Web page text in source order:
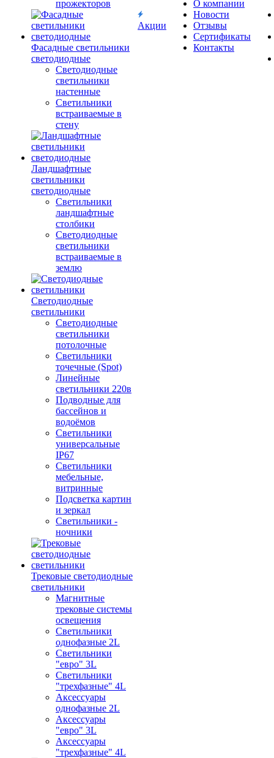
прожекторов
Фасадные светильники
светодиодные
Светодиодные
светильники
настенные
Светильники
встраиваемые в
стену
Ландшафтные
светильники
светодиодные
Светильники
ландшафтные
столбики
Светодиодные
светильники
встраиваемые в
землю
Светодиодные
светильники
Светодиодные
светильники
потолочные
Светильники
точечные (Spot)
Линейные
светильники 220в
Подводные для
бассейнов и
водоёмов
Светильники
универсальные
IP67
Светильники
мебельные,
витринные
Подсветка картин
и зеркал
Светильники -
ночники
Трековые светодиодные
светильники
Магнитные
трековые системы
освещения
Светильники
однофазные 2L
Светильники
"евро" 3L
Светильники
"трехфазные" 4L
Аксессуары
однофазные 2L
Аксессуары
"евро" 3L
Аксессуары
"трехфазные" 4L
Акции
О компании
Новости
Отзывы
Сертификаты
Контакты